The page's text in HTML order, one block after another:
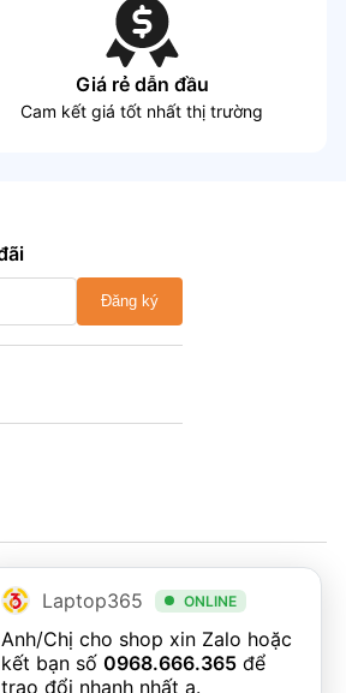
Giá rẻ dẫn đầu
Cam kết giá tốt nhất thị trường
Đăng ký
Cáp chuyển đổi
Thinkbook
Dell Precision Dell 2025
HP Omnibook
Laptop365 ONLINE
Anh/Chị cho shop xin Zalo hoặc
kết bạn số 0968.666.365 để
trao đổi nhanh nhất ạ.